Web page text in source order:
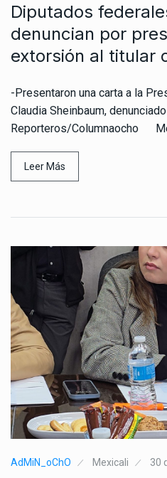
Diputados
denuncian por
extorsión al titular
-Presentaron una carta a la
Claudia Sheinbaum,
Reporteros/Columnaocho
Leer Más
AdMiN_oChO Mexicali 30